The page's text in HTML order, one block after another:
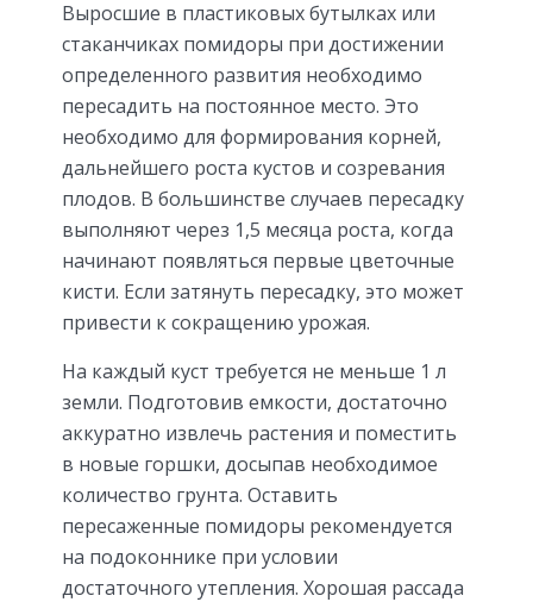
Выросшие в пластиковых бутылках или
стаканчиках помидоры при достижении
определенного развития необходимо
пересадить на постоянное место. Это
необходимо для формирования корней,
дальнейшего роста кустов и созревания
плодов. В большинстве случаев пересадку
выполняют через 1,5 месяца роста, когда
начинают появляться первые цветочные
кисти. Если затянуть пересадку, это может
привести к сокращению урожая.
На каждый куст требуется не меньше 1 л
земли. Подготовив емкости, достаточно
аккуратно извлечь растения и поместить
в новые горшки, досыпав необходимое
количество грунта. Оставить
пересаженные помидоры рекомендуется
на подоконнике при условии
достаточного утепления. Хорошая рассада